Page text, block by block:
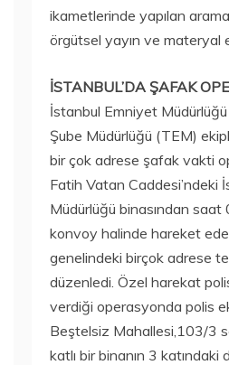
ikametlerinde yapılan
örgütsel yayın ve materyal
İSTANBUL’DA ŞAFAK
İstanbul Emniyet
Şube Müdürlüğü (TEM)
bir çok adrese şafak vakti
Fatih Vatan Caddesi’ndeki
Müdürlüğü binasından saat
konvoy halinde hareket
genelindeki birçok adrese
düzenledi. Özel harekat
verdiği operasyonda polis
Beştelsiz Mahallesi,103/3
katlı bir binanın 3 katındaki